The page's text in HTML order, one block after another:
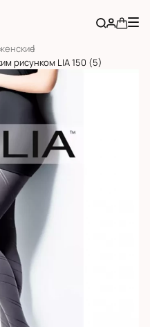
рисунком LIA 150 (5)